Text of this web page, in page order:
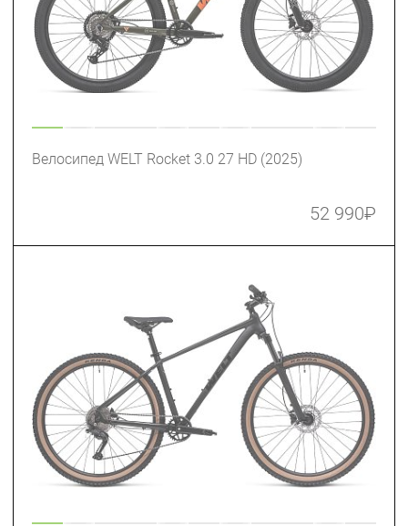
Велосипед WELT Rocket 3.0 27 HD (2025)
52 990₽